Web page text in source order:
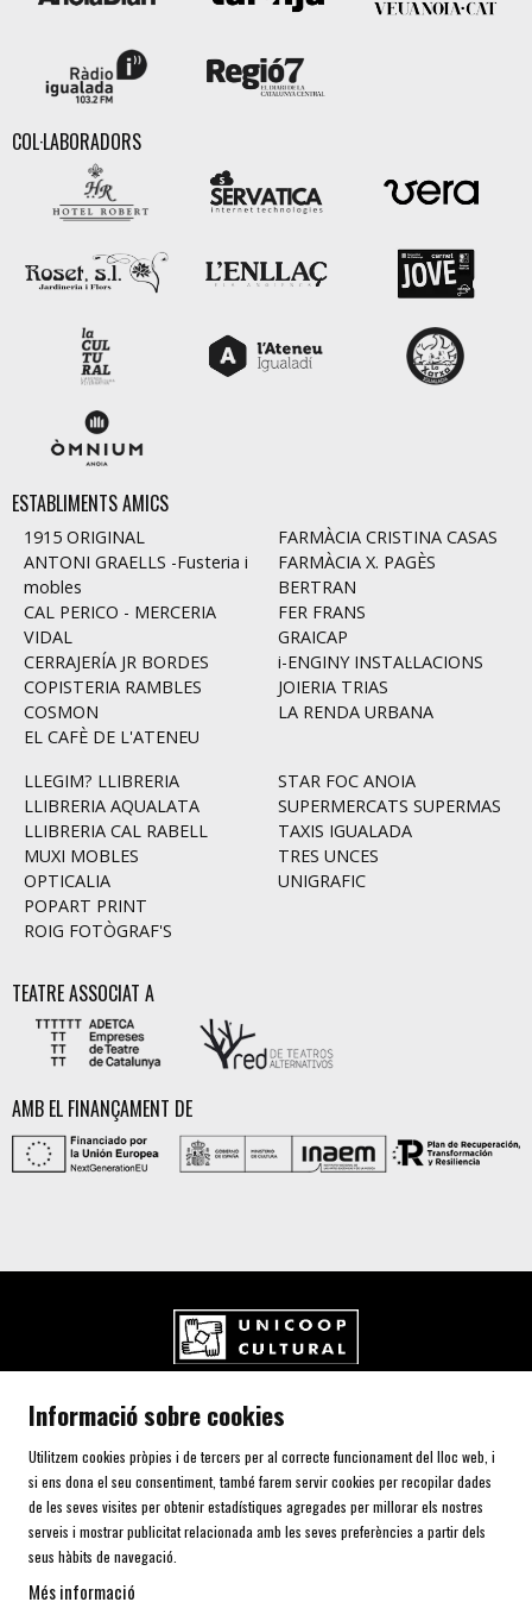
COL·LABORADORS
ESTABLIMENTS AMICS
1915 ORIGINAL
ANTONI GRAELLS -Fusteria i
mobles
CAL PERICO - MERCERIA
VIDAL
CERRAJERÍA JR BORDES
COPISTERIA RAMBLES
COSMON
EL CAFÈ DE L'ATENEU
FARMÀCIA CRISTINA CASAS
FARMÀCIA X. PAGÈS
BERTRAN
FER FRANS
GRAICAP
i-ENGINY INSTAL·LACIONS
JOIERIA TRIAS
LA RENDA URBANA
LLEGIM? LLIBRERIA
LLIBRERIA AQUALATA
LLIBRERIA CAL RABELL
MUXI MOBLES
OPTICALIA
POPART PRINT
ROIG FOTÒGRAF'S
STAR FOC ANOIA
SUPERMERCATS SUPERMAS
TAXIS IGUALADA
TRES UNCES
UNIGRAFIC
TEATRE ASSOCIAT A
AMB EL FINANÇAMENT DE
Carrer de l'Aurora, 80 (Plaça de Cal Font)
Telf. 93 805 00 75
AVÍS LEGAL I POLÍTICA DE PRIVACITAT
Informació sobre cookies
Utilitzem cookies pròpies i de tercers per al correcte funcionament del lloc web, i
si ens dona el seu consentiment, també farem servir cookies per recopilar dades
de les seves visites per obtenir estadístiques agregades per millorar els nostres
serveis i mostrar publicitat relacionada amb les seves preferències a partir dels
seus hàbits de navegació.
Més informació